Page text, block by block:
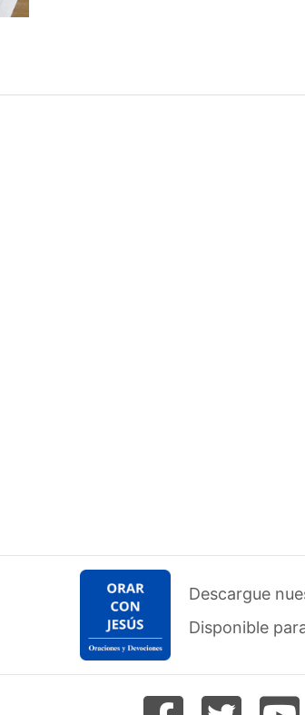
Descargue
Disponible